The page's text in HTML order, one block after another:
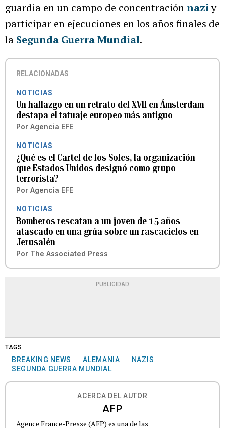
guardia en un campo de concentraciónnaziy
participar en ejecuciones en los años finales de
la Segunda Guerra Mundial.
RELACIONADAS
NOTICIAS
Un hallazgo en un retrato del XVII en Ámsterdam
destapa el tatuaje europeo más antiguo
Por Agencia EFE
NOTICIAS
¿Qué es el Cartel de los Soles, la organización
que Estados Unidos designó como grupo
terrorista?
Por Agencia EFE
NOTICIAS
Bomberos rescatan a un joven de 15 años
atascado en una grúa sobre un rascacielos en
Jerusalén
Por The Associated Press
PUBLICIDAD
TAGS
BREAKING NEWS ALEMANIA
NAZIS
SEGUNDA GUERRA MUNDIAL
ACERCA DEL AUTOR
AFP
Agence France-Presse (AFP) es una de las